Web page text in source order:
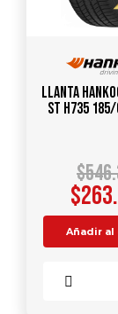
Llanta
ST H735
$
$
Añadir al